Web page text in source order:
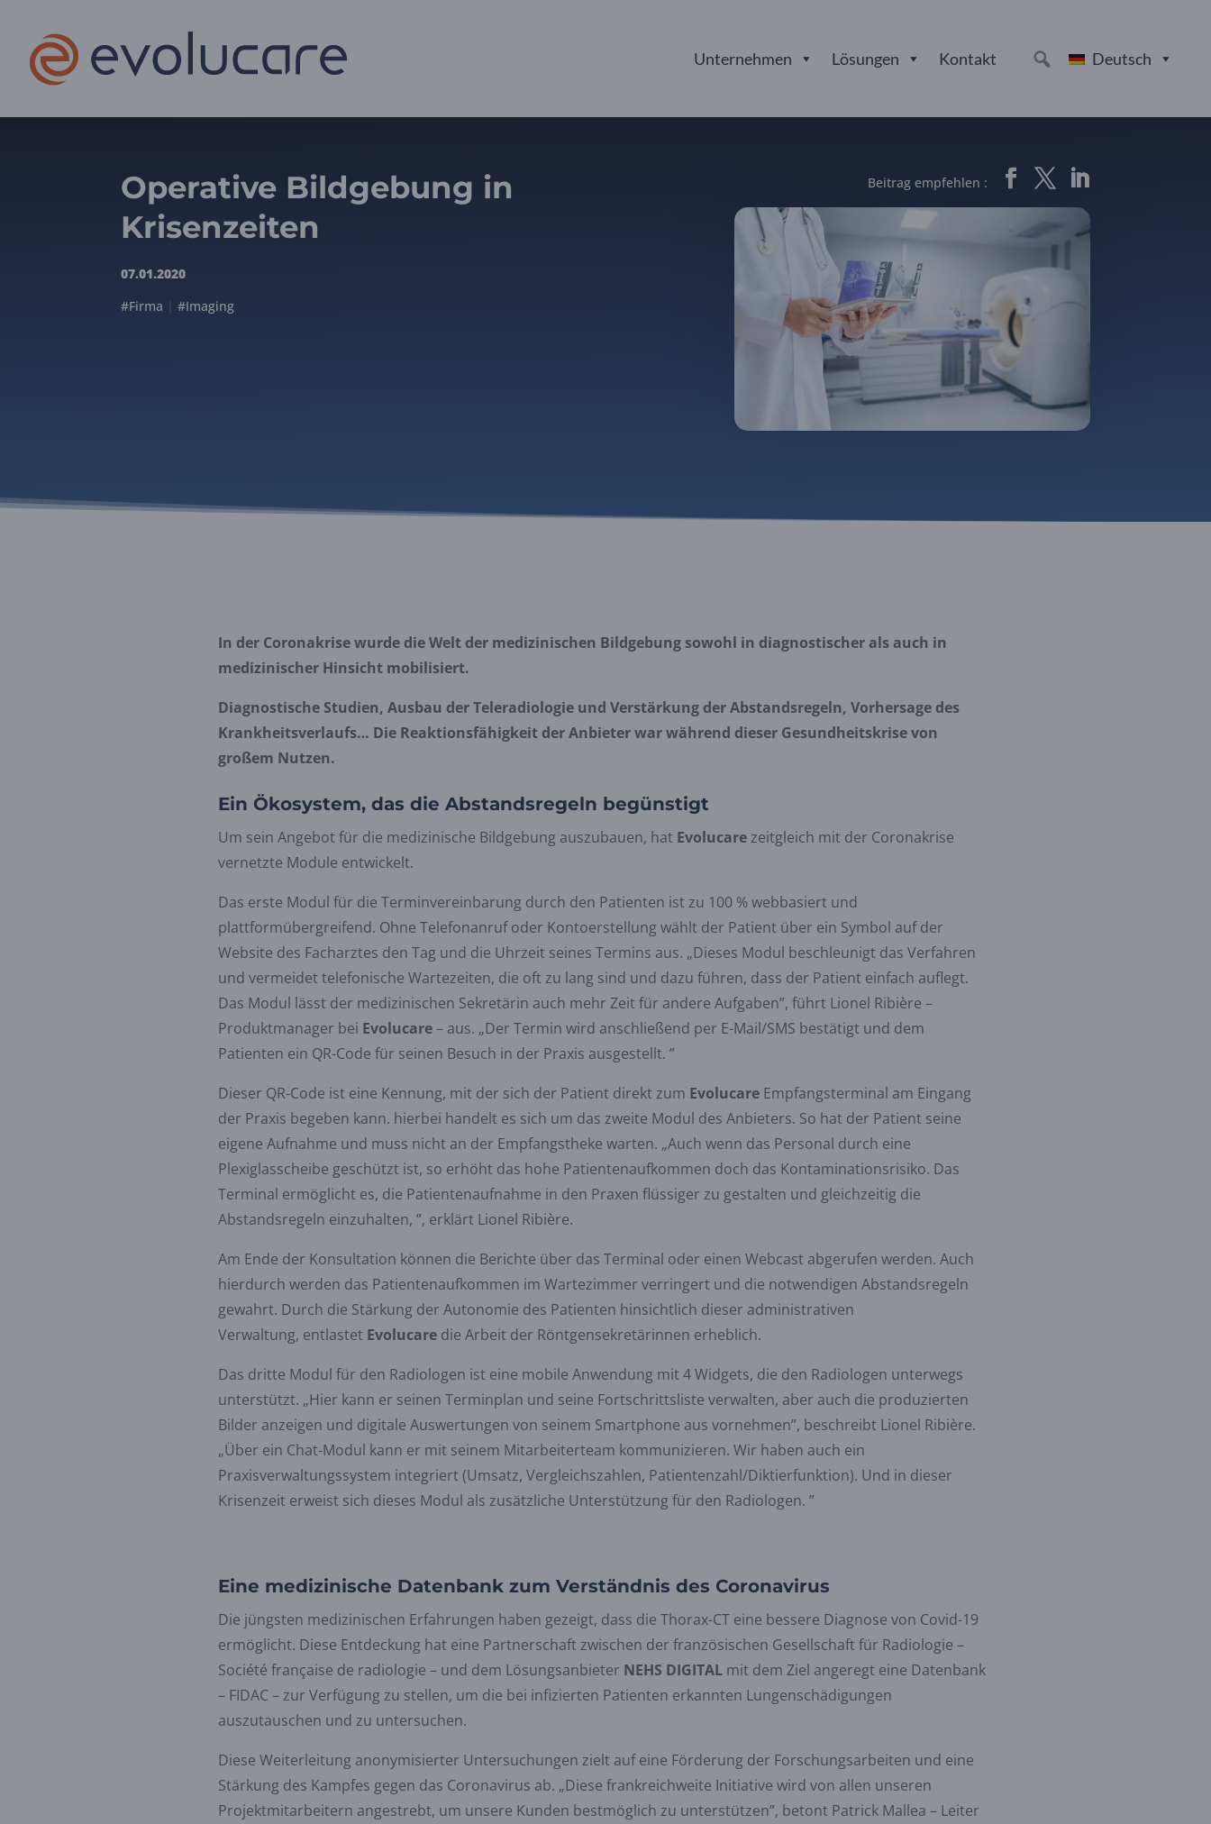
Unternehmen Lösungen Kontakt Deutsch
Operative Bildgebung in
Krisenzeiten
07.01.2020
#Firma |#Imaging
Beitrag empfehlen :
In der Coronakrise wurde die Welt der medizinischen Bildgebung sowohl in diagnostischer als auch in
medizinischer Hinsicht mobilisiert.
Diagnostische Studien, Ausbau der Teleradiologie und Verstärkung der Abstandsregeln, Vorhersage des
Krankheitsverlaufs… Die Reaktionsfähigkeit der Anbieter war während dieser Gesundheitskrise von
großem Nutzen.
Ein Ökosystem, das die Abstandsregeln begünstigt
Um sein Angebot für die medizinische Bildgebung auszubauen, hat Evolucarezeitgleich mit der Coronakrise
vernetzte Module entwickelt.
Das erste Modul für die Terminvereinbarung durch den Patienten ist zu 100 % webbasiert und
plattformübergreifend. Ohne Telefonanruf oder Kontoerstellung wählt der Patient über ein Symbol auf der
Website des Facharztes den Tag und die Uhrzeit seines Termins aus. „Dieses Modul beschleunigt das Verfahren
und vermeidet telefonische Wartezeiten, die oft zu lang sind und dazu führen, dass der Patient einfach auflegt.
Das Modul lässt der medizinischen Sekretärin auch mehr Zeit für andere Aufgaben”, führt Lionel Ribière –
Produktmanager bei Evolucare– aus. „Der Termin wird anschließend per E-Mail/SMS bestätigt und dem
Patienten ein QR-Code für seinen Besuch in der Praxis ausgestellt. ”
Dieser QR-Code ist eine Kennung, mit der sich der Patient direkt zum EvolucareEmpfangsterminal am Eingang
der Praxis begeben kann. hierbei handelt es sich um das zweite Modul des Anbieters. So hat der Patient seine
eigene Aufnahme und muss nicht an der Empfangstheke warten. „Auch wenn das Personal durch eine
Plexiglasscheibe geschützt ist, so erhöht das hohe Patientenaufkommen doch das Kontaminationsrisiko. Das
Terminal ermöglicht es, die Patientenaufnahme in den Praxen flüssiger zu gestalten und gleichzeitig die
Abstandsregeln einzuhalten, ”, erklärt Lionel Ribière.
Am Ende der Konsultation können die Berichte über das Terminal oder einen Webcast abgerufen werden. Auch
hierdurch werden das Patientenaufkommen im Wartezimmer verringert und die notwendigen Abstandsregeln
gewahrt. Durch die Stärkung der Autonomie des Patienten hinsichtlich dieser administrativen
Verwaltung, entlastet Evolucaredie Arbeit der Röntgensekretärinnen erheblich.
Das dritte Modul für den Radiologen ist eine mobile Anwendung mit 4 Widgets, die den Radiologen unterwegs
unterstützt. „Hier kann er seinen Terminplan und seine Fortschrittsliste verwalten, aber auch die produzierten
Bilder anzeigen und digitale Auswertungen von seinem Smartphone aus vornehmen”, beschreibt Lionel Ribière.
„Über ein Chat-Modul kann er mit seinem Mitarbeiterteam kommunizieren. Wir haben auch ein
Praxisverwaltungssystem integriert (Umsatz, Vergleichszahlen, Patientenzahl/Diktierfunktion). Und in dieser
Krisenzeit erweist sich dieses Modul als zusätzliche Unterstützung für den Radiologen. ”
Eine medizinische Datenbank zum Verständnis des Coronavirus
Die jüngsten medizinischen Erfahrungen haben gezeigt, dass die Thorax-CT eine bessere Diagnose von Covid-19
ermöglicht. Diese Entdeckung hat eine Partnerschaft zwischen der französischen Gesellschaft für Radiologie –
Société française de radiologie – und dem Lösungsanbieter NEHS DIGITALmit dem Ziel angeregt eine Datenbank
– FIDAC – zur Verfügung zu stellen, um die bei infizierten Patienten erkannten Lungenschädigungen
auszutauschen und zu untersuchen.
Diese Weiterleitung anonymisierter Untersuchungen zielt auf eine Förderung der Forschungsarbeiten und eine
Stärkung des Kampfes gegen das Coronavirus ab. „Diese frankreichweite Initiative wird von allen unseren
Projektmitarbeitern angestrebt, um unsere Kunden bestmöglich zu unterstützen”, betont Patrick Mallea – Leiter